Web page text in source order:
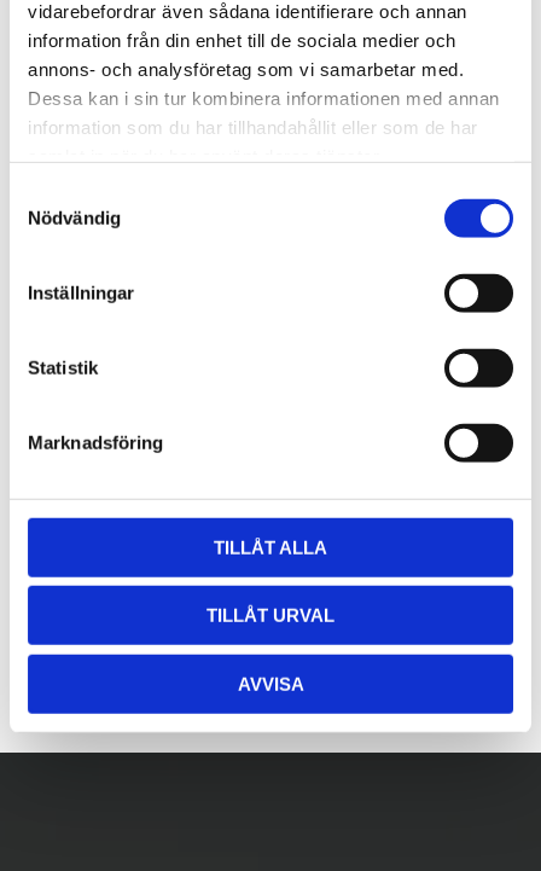
vidarebefordrar även sådana identifierare och annan
information från din enhet till de sociala medier och
annons- och analysföretag som vi samarbetar med.
Dessa kan i sin tur kombinera informationen med annan
information som du har tillhandahållit eller som de har
Nödvändig
Inställningar
Statistik
Marknadsföring
TILLÅT ALLA
TILLÅT URVAL
AVVISA
Lättmonterad
takräcken, för fordon utan
befintliga fästpunkter för
fabriksmonterade räcken.
1 795 kr
kr
Lättmonterad
Edge-takräcken, för
fordon utan befintliga
eller fabriksmonterade
räcken.
2 525kr
2 635